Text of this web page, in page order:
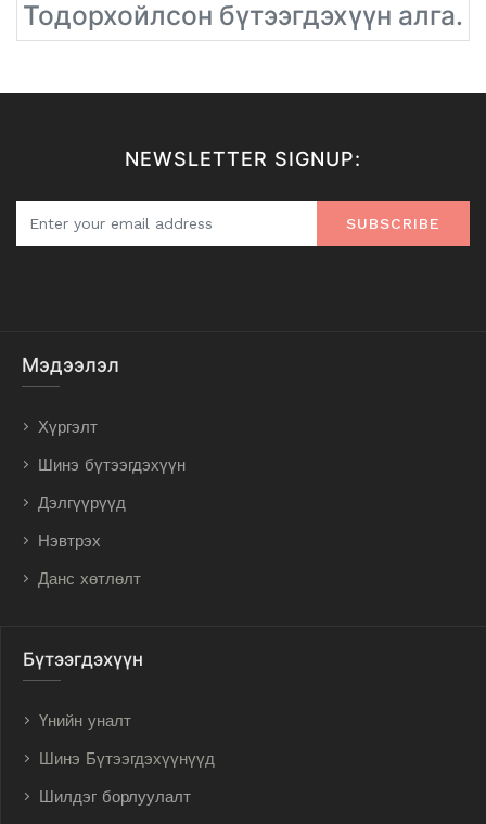
Тодорхойлсон бүтээгдэхүүн алга.
NEWSLETTER SIGNUP:
SUBSCRIBE
Мэдээлэл
Хүргэлт
Шинэ бүтээгдэхүүн
Дэлгүүрүүд
Нэвтрэх
Данс хөтлөлт
Бүтээгдэхүүн
Үнийн уналт
Шинэ Бүтээгдэхүүнүүд
Шилдэг борлуулалт